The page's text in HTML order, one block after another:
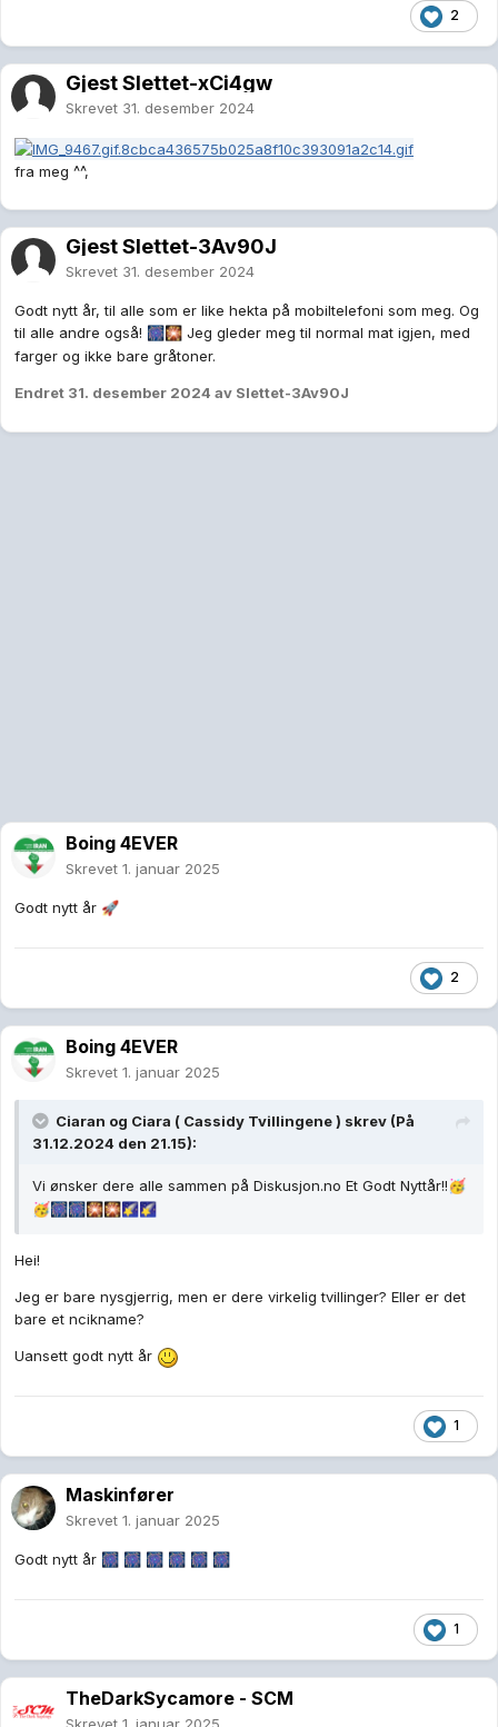
2
Gjest Slettet-xCi4gw
Skrevet 31. desember 2024
fra meg ^^,
Gjest Slettet-3Av90J
Skrevet 31. desember 2024
Godt nytt år, til alle som er like hekta på mobiltelefoni som meg. Og
til alle andre også! 🎆🎇 Jeg gleder meg til normal mat igjen, med
farger og ikke bare gråtoner.
Endret 31. desember 2024 av Slettet-3Av90J
Boing 4EVER
Skrevet 1. januar 2025
Godt nytt år 🚀
2
Boing 4EVER
Skrevet 1. januar 2025
Ciaran og Ciara ( Cassidy Tvillingene ) skrev (På
31.12.2024 den 21.15):
Vi ønsker dere alle sammen på Diskusjon.no Et Godt Nyttår!! 🥳
🥳🎆🎆🎇🎇🌠🌠
Hei!
Jeg er bare nysgjerrig, men er dere virkelig tvillinger? Eller er det
bare et ncikname?
Uansett godt nytt år
1
Maskinfører
Skrevet 1. januar 2025
Godt nytt år 🎆 🎆 🎆 🎆 🎆 🎆
1
TheDarkSycamore - SCM